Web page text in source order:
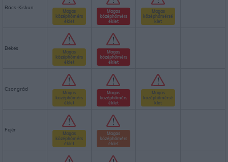
Bács-Kiskun
Magas
középhőmérs
éklet
Magas
középhőmérs
éklet
Magas
középhőmérsé
klet
Békés
Magas
középhőmérs
éklet
Magas
középhőmérs
éklet
Csongrád
Magas
középhőmérs
éklet
Magas
középhőmérs
éklet
Magas
középhőmérsé
klet
Fejér
Magas
középhőmérs
éklet
Magas
középhőmérs
éklet